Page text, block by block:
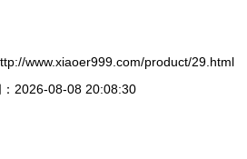
www.xiaoer999.com/product/29.html
2026-08-08 20:08:30